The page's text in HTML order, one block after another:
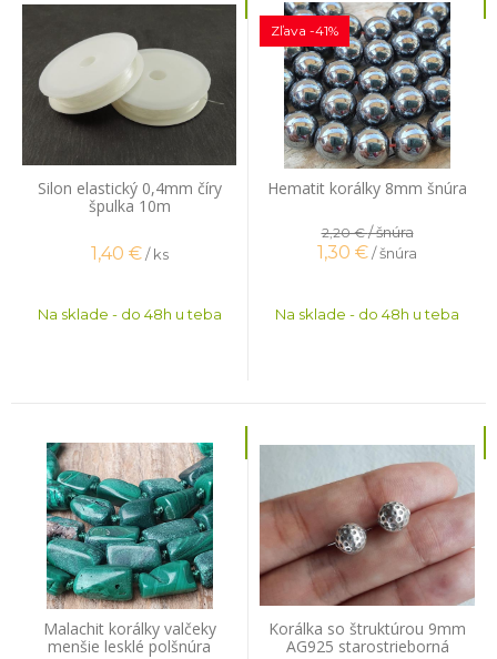
Silon elastický 0,4mm číry
špulka 10m
1,40 € / ks
Na sklade - do 48h u teba
Hematit korálky 8mm šnúra
Zľava -41%
2,20 €/ šnúra
1,30 €/ šnúra
Na sklade - do 48h u teba
Malachit korálky valčeky
menšie lesklé polšnúra
Korálka so štruktúrou 9mm
AG925 starostrieborná